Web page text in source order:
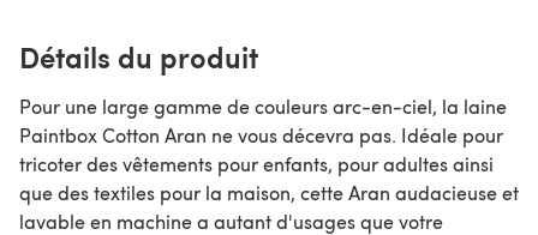
Détails du produit
Pour une large gamme de couleurs arc-en-ciel, la laine
Paintbox Cotton Aran ne vous décevra pas. Idéale pour
tricoter des vêtements pour enfants, pour adultes ainsi
que des textiles pour la maison, cette Aran audacieuse et
lavable en machine a autant d'usages que votre